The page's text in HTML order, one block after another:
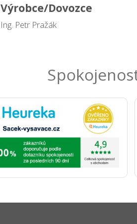
Výrobce/Dovozce
Ing. Petr Pražák